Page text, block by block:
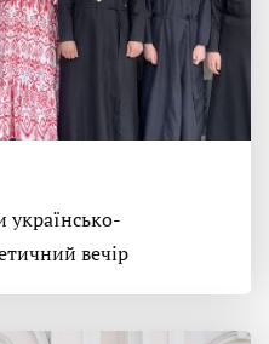
українсько-
вечір